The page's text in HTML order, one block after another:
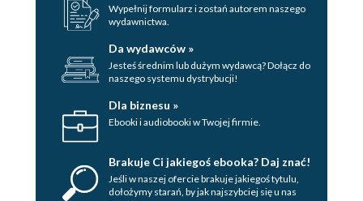
Wypełnij formularz i zostań autorem naszego
wydawnictwa.
Da wydawców »
Jesteś średnim lub dużym wydawcą? Dołącz do
naszego systemu dystrybucji!
Dla biznesu »
Ebooki i audiobooki w Twojej firmie.
Brakuje Ci jakiegoś ebooka? Daj znać!
Jeśli w naszej ofercie brakuje jakiegoś tytulu,
dołożymy starań, by jak najszybciej się u nas